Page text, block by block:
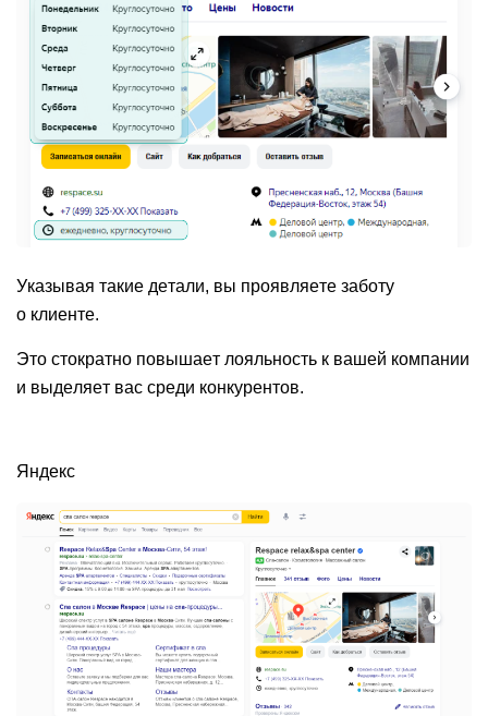
Указывая такие детали, вы проявляете заботу
о клиенте.
Это стократно повышает лояльность к вашей компании
и выделяет вас среди конкурентов.
Яндекс